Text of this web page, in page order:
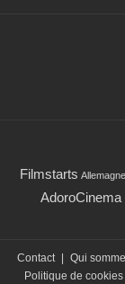
Filmstarts Allemagne
AdoroCinema
Contact Qui
Politique de cookies